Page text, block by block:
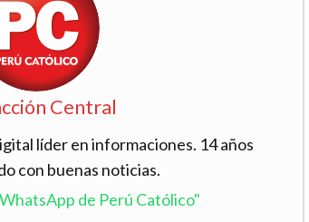
Central
líder en informaciones. 14 años
con buenas noticias.
de Perú Católico"